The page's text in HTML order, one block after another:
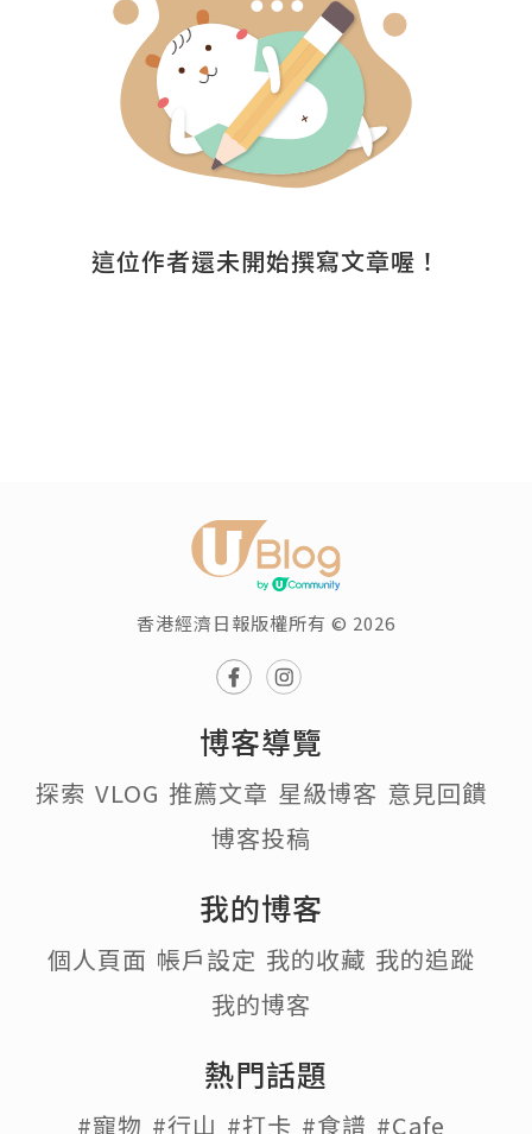
這位作者還未開始撰寫文章喔！
香港經濟日報版權所有 © 2026
博客導覽
探索 VLOG 推薦文章 星級博客 意見回饋
博客投稿
我的博客
個人頁面 帳戶設定 我的收藏 我的追蹤
我的博客
熱門話題
#寵物 #行山 #打卡 #食譜 #Cafe